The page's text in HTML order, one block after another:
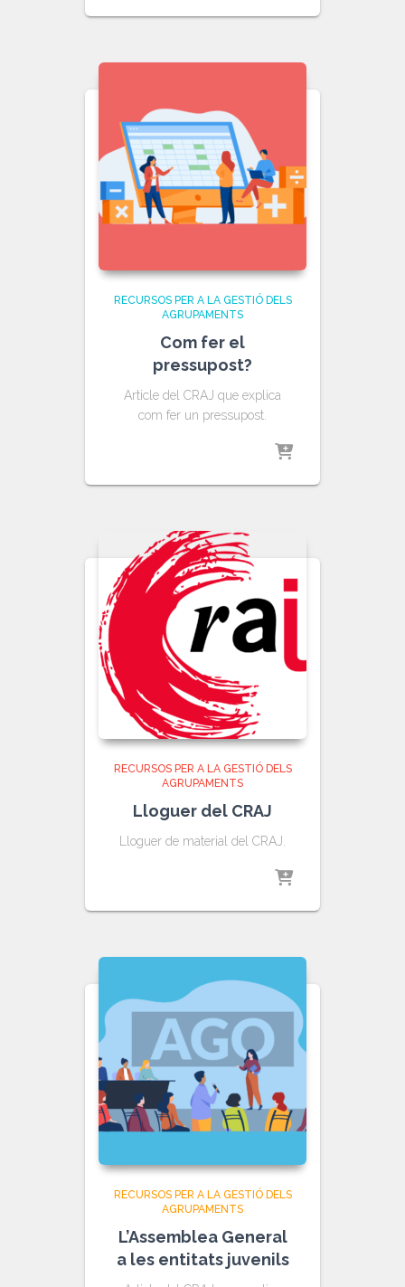
RECURSOS PER A LA GESTIÓ DELS
AGRUPAMENTS
Com fer el
pressupost?
Article del CRAJ que explica
com fer un pressupost.
RECURSOS PER A LA GESTIÓ DELS
AGRUPAMENTS
Lloguer del CRAJ
Lloguer de material del CRAJ.
RECURSOS PER A LA GESTIÓ DELS
AGRUPAMENTS
L’Assemblea General
a les entitats juvenils